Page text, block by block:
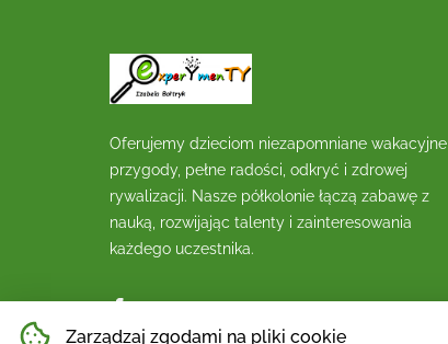
Zarządzaj zgodami na pliki cookie
Oferujemy dzieciom niezapomniane wakacyjne
przygody, pełne radości, odkryć i zdrowej
rywalizacji. Nasze półkolonie łączą zabawę z
nauką, rozwijając talenty i zainteresowania
każdego uczestnika.